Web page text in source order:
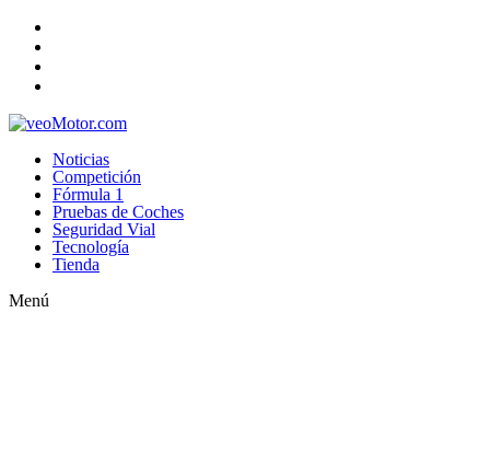
Noticias
Competición
Fórmula 1
Pruebas de Coches
Seguridad Vial
Tecnología
Tienda
Menú